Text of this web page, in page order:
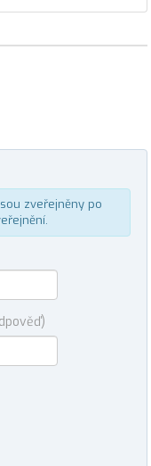
zveřejněny po